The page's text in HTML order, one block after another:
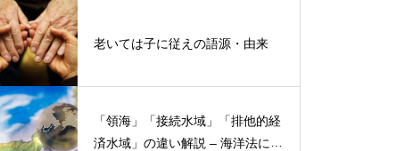
老いては子に従えの語源・由来
「領海」「接続水域」「排他的経
済水域」の違い解説 – 海洋法にお